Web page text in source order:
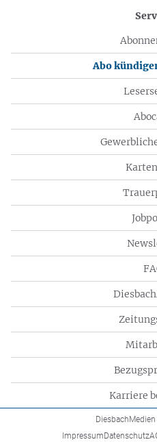
Abo
Karriere
ImpressumDatenschutz